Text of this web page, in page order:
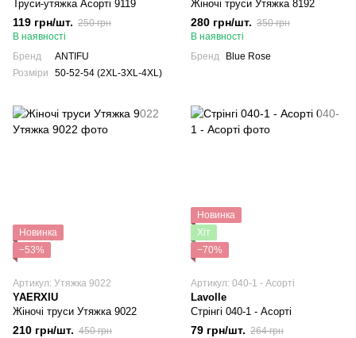
Труси-утяжка Асорті 9119
119 грн/шт. 250 грн
В наявності
Бренд
ANTIFU
Розміри
50-52-54 (2XL-3XL-4XL)
Жіночі труси Утяжка 8192
280 грн/шт. 350 грн
В наявності
Бренд
Blue Rose
Новинка
−53%
Артикул: Утяжка 9022
YAERXIU
Жіночі труси Утяжка 9022
210 грн/шт. 450 грн
Новинка
Хіт
−70%
Артикул: 040-1 - Асорті
Lavolle
Стрінгі 040-1 - Асорті
79 грн/шт. 264 грн